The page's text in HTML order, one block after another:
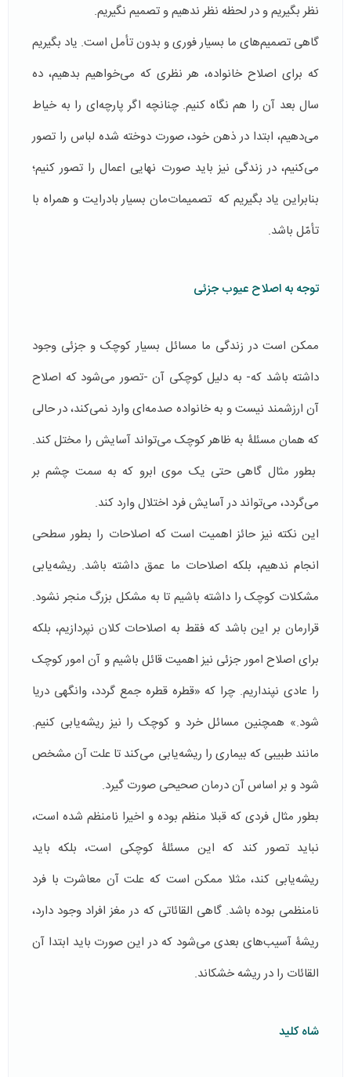
نظر بگیریم و در لحظه نظر ندهیم و تصمیم نگیریم.
گاهی تصميم‌های ما بسیار فوری و بدون ‌تأمل است. یاد بگیریم
که برای اصلاح خانواده، هر نظری که می‌خواهیم بدهیم، ده
سال بعد آن را هم نگاه كنیم. چنانچه اگر پارچه‌ای را به خياط
می‌دهیم، ابتدا در ذهن خود، صورت دوخته شده لباس را تصور
می‌کنیم، در زندگی نیز باید صورت‌ نهایی اعمال را تصور کنیم؛
بنابراین یاد بگیریم که تصمیمات‌مان بسیار بادرایت و همراه با
تأمّل باشد.
توجه به اصلاح عیوب جزئی
ممکن است در زندگی ما مسائل بسیار کوچک و جزئی وجود
داشته باشد که- به دلیل کوچکی آن -تصور می‌شود که اصلاح
آن ارزشمند نیست و به خانواده صدمه‌ای وارد نمی‌كند، در حالی
که همان مسئلۀ به ظاهر کوچک می‌تواند آسایش را مختل کند.
بطور مثال گاهی حتی یک موی ابرو که به سمت چشم بر
می‌گردد، می‌تواند در آسایش فرد اختلال وارد کند.
این نکته نیز حائز اهمیت است که اصلاحات را بطور سطحی
انجام ندهیم، بلکه اصلاحات ما عمق داشته باشد. ریشه‌یابی
مشکلات کوچک را داشته باشیم تا به مشکل بزرگ منجر نشود.
قرارمان بر این باشد که فقط به اصلاحات کلان نپردازیم، بلکه
برای اصلاح امور جزئی نیز اهمیت قائل باشیم و آن امور کوچک
را عادی نپنداریم. چرا که «قطره قطره جمع گردد، وانگهی دریا
شود.» همچنین مسائل خرد و کوچک را نیز ریشه‌یابی کنیم.
مانند طبیبی که بیماری را ریشه‌یابی می‌کند تا علت آن مشخص
شود و بر اساس آن درمان صحیحی صورت گیرد.
بطور مثال فردی که قبلا منظم بوده‌ و اخیرا نامنظم شده است،
نباید تصور کند که این مسئلۀ کوچکی است، بلکه باید
ریشه‌یابی کند، مثلا ممکن است که علت آن معاشرت با فرد
نامنظمی بوده باشد. گاهی القائاتی که در مغز افراد وجود دارد،
ریشۀ آسیب‌های بعدی می‌شود که در این صورت باید ابتدا آن
القائات را در ريشه خشكاند.
شاه کلید